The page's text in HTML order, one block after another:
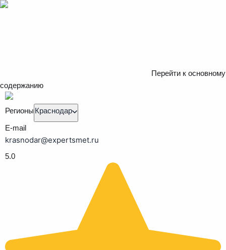
Перейти к основному
содержанию
Регионы Краснодар
E-mail
krasnodar@expertsmet.ru
5.0